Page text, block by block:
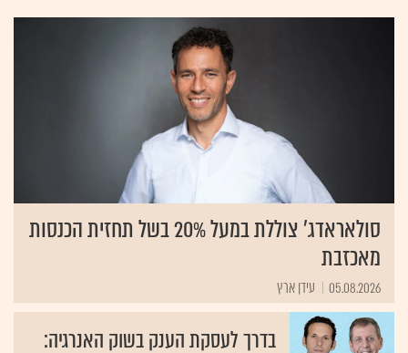
סולאראדג' צוללת במעל 20% בשל תחזית הכנסות
מאכזבת
05.08.2026 עידן ארץ
בדרך לעסקת הענק בשוק האנרגיה: